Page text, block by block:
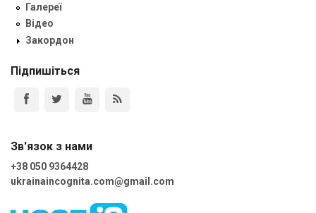
Галереї
Відео
Закордон
Підпишіться
Зв'язок з нами
+38 050 9364428
ukrainaincognita.com@gmail.com